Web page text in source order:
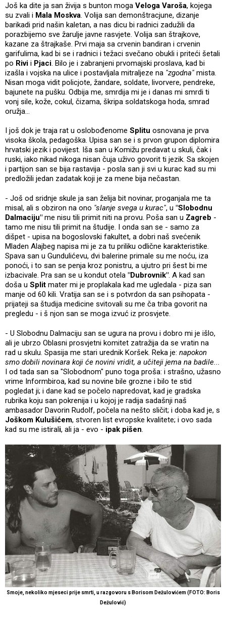
Još ka dite ja san živija s bunton moga Veloga Varoša, kojega
su zvali i Mala Moskva. Volija san demonštracjune, dizanje
barikadi prid našin kaletan, a nas dicu bi radnici zadužili da
porazbijemo sve žarulje javne rasvjete. Volija san štrajkove,
kazane za štrajkaše. Prvi maja sa crvenin bandiran i crvenin
garifulima, kad bi se i radnici i težaci svečano obukli i priteći šetali
po Rivi i Pjaci. Bilo je i zabranjeni prvomajski proslava, kad bi
izašla i vojska na ulice i postavljala mitraljeze na "zgodna" mista.
Nisan moga vidit policjote, žandare, soldate, livorvere, pendreke,
bajunete na pušku. Odbija me, smrdija mi je i danas mi smrdi ti
vonj sile, kože, cokul, čizama, škripa soldatskoga hoda, smrad
oružja...
I još dok je traja rat u oslobođenome Splitu osnovana je prva
visoka škola, pedagoška. Upisa san se i s prvon grupon diplomira
hrvatski jezik i povijest. Iša san u Komižu predavat u skuli, čak i
ruski, iako nikad nikoga nisan čuja uživo govorit ti jezik. Sa skojen
i partijon san se bija rastavija - posla san ji svi u kurac kad su mi
predložili jedan zadatak koji je za mene bija nečastan.
- Još od sridnje skule ja san želija bit novinar, proganjala me ta
misal, ali s obziron na ono "slanje svega u kurac", u "Slobodnu
Dalmaciju" me nisu tili primit niti na provu. Poša san u Zagreb -
tamo me nisu tili primit na študije. I onda san se - samo za
dišpet - upisa na bogoslovski fakultet, a dobri naš svećenik
Mladen Alajbeg napisa mi je za tu priliku odlične karakteristike.
Spava san u Gundulićevu, dvi balerine primale su me noću, iza
ponoći, i to san se penja kroz ponistru, a ujutro pri šest bi me
izbacivale. Pra san se u kondut otela "Dubrovnik". A kad san
doša u Split mater mi je proplakala kad me ugledala - piza san
manje od 60 kili. Vratija san se i s potvrdon da san psihopata -
prijateji sa študija medicine svitovali su me ča triba govorit na
pregledu - i š njon san se moga izvuć iz prosvjete.
- U Slobodnu Dalmaciju san se ugura na provu i dobro mi je išlo,
ali je ubrzo Oblasni prosvjetni komitet zatražija da se vratin na
rad u skulu. Spasija me stari urednik Koršek. Reka je: napokon
smo dobili novinara koji će novini vridit, a učiteji jema na badile...
I od tada san sa "Slobodnom" puno toga proša: i strašno, užasno
vrime Informbiroa, kad su novine bile grozne i bilo te stid
pogledat ji; i dane kad se počelo napredovat, kad je gradska
rubrika koju san pokrenija i u kojoj je radija sadašnji naš
ambasador Davorin Rudolf, počela na nešto sličit; i doba kad je, s
Joškom Kulušićem, stvoren list evropske kvalitete; i ovo sada
kad su me istirali, ali ja - evo - ipak pišen.
Smoje, nekoliko mjeseci prije smrti, u razgovoru s Borisom Dežulovićem (FOTO: Boris
Dežulović)